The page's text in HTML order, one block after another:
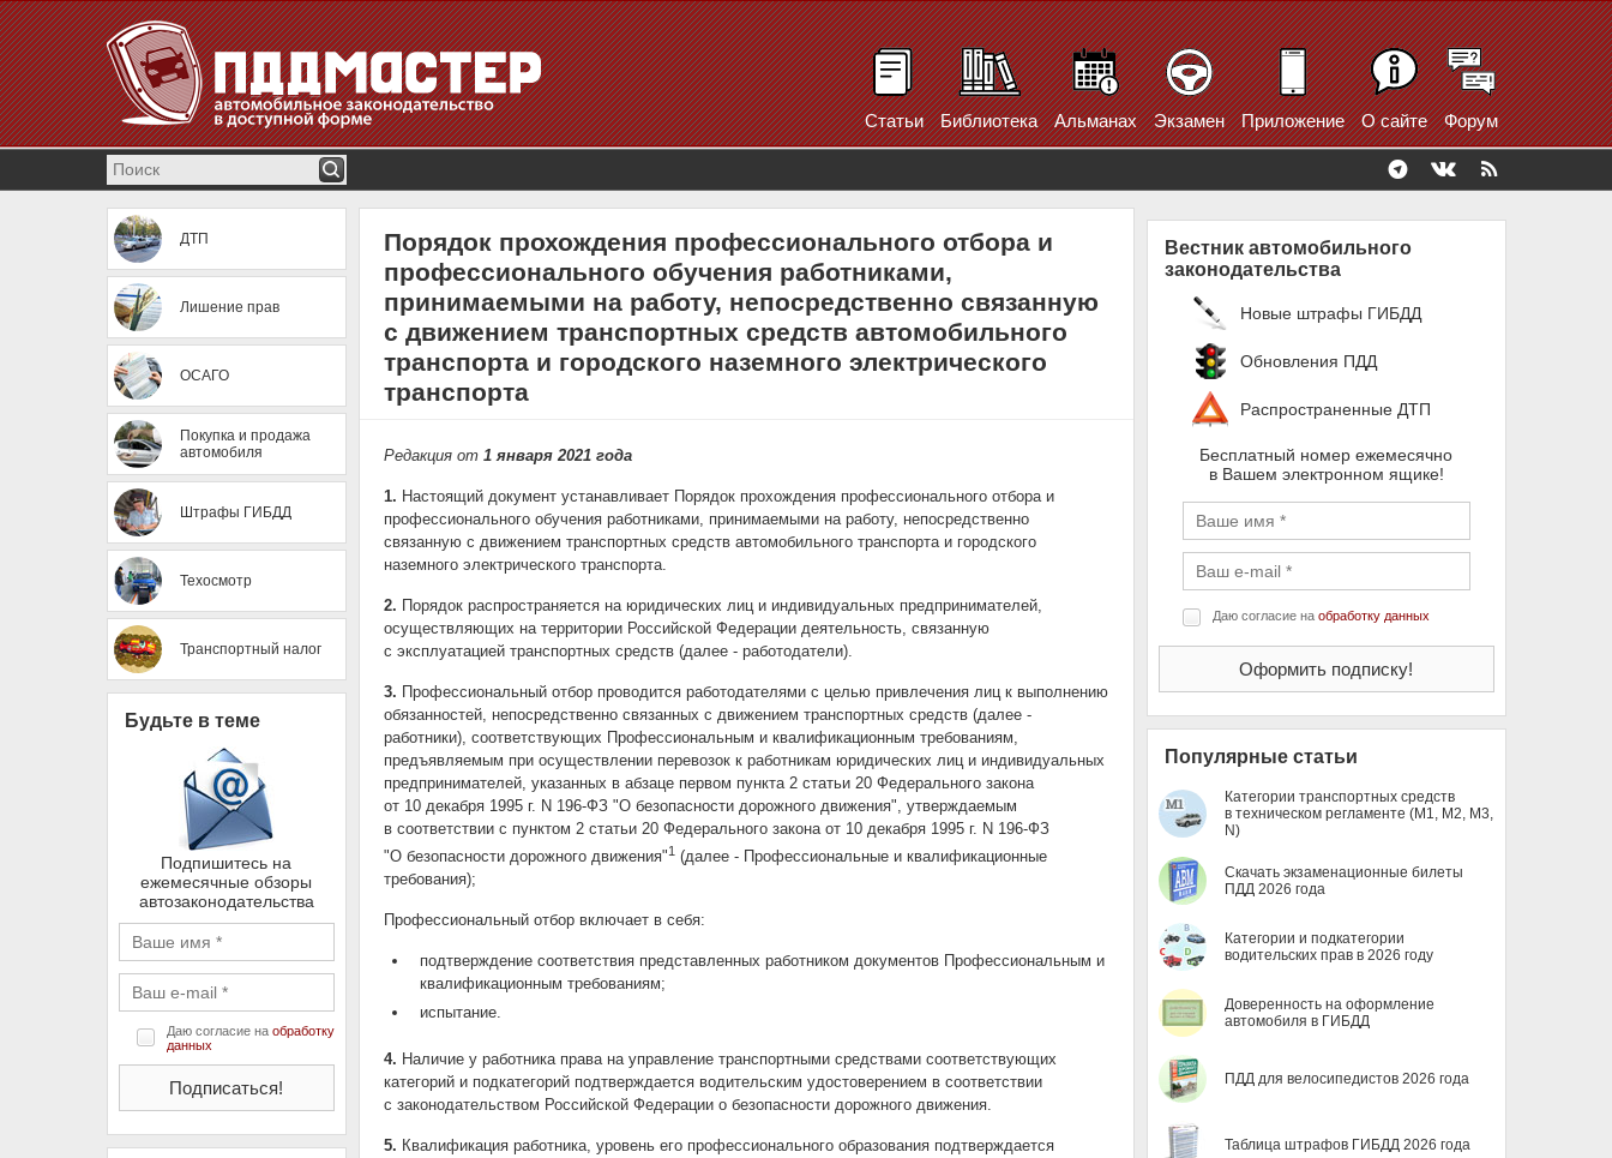
Статьи Библиотека Альманах Экзамен Приложение О сайте Форум
ДТП
Лишение прав
ОСАГО
Покупка и продажа
автомобиля
Штрафы ГИБДД
Техосмотр
Транспортный налог
Будьте в теме
Подпишитесь на
ежемесячные обзоры
автозаконодательства
Даю согласие на обработку
данных
Порядок прохождения профессионального отбора и
профессионального обучения работниками,
принимаемыми на работу, непосредственно связанную
с движением транспортных средств автомобильного
транспорта и городского наземного электрического
транспорта
Редакция от 1 января 2021 года
1. Настоящий документ устанавливает Порядок прохождения профессионального отбора и
профессионального обучения работниками, принимаемыми на работу, непосредственно
связанную с движением транспортных средств автомобильного транспорта и городского
наземного электрического транспорта.
2. Порядок распространяется на юридических лиц и индивидуальных предпринимателей,
осуществляющих на территории Российской Федерации деятельность, связанную
с эксплуатацией транспортных средств (далее - работодатели).
3. Профессиональный отбор проводится работодателями с целью привлечения лиц к выполнению
обязанностей, непосредственно связанных с движением транспортных средств (далее -
работники), соответствующих Профессиональным и квалификационным требованиям,
предъявляемым при осуществлении перевозок к работникам юридических лиц и индивидуальных
предпринимателей, указанных в абзаце первом пункта 2 статьи 20 Федерального закона
от 10 декабря 1995 г. N 196-ФЗ "О безопасности дорожного движения", утверждаемым
в соответствии с пунктом 2 статьи 20 Федерального закона от 10 декабря 1995 г. N 196-ФЗ
"О безопасности дорожного движения"1(далее - Профессиональные и квалификационные
требования);
Профессиональный отбор включает в себя:
подтверждение соответствия представленных работником документов Профессиональным и
квалификационным требованиям;
испытание.
4. Наличие у работника права на управление транспортными средствами соответствующих
категорий и подкатегорий подтверждается водительским удостоверением в соответствии
с законодательством Российской Федерации о безопасности дорожного движения.
5. Квалификация работника, уровень его профессионального образования подтверждается
Вестник автомобильного
законодательства
Новые штрафы ГИБДД
Обновления ПДД
Распространенные ДТП
Бесплатный номер ежемесячно
в Вашем электронном ящике!
Даю согласие на обработку данных
Популярные статьи
Категории транспортных средств
в техническом регламенте (M1, M2, M3,
N)
Скачать экзаменационные билеты
ПДД 2026 года
Категории и подкатегории
водительских прав в 2026 году
Доверенность на оформление
автомобиля в ГИБДД
ПДД для велосипедистов 2026 года
Таблица штрафов ГИБДД 2026 года